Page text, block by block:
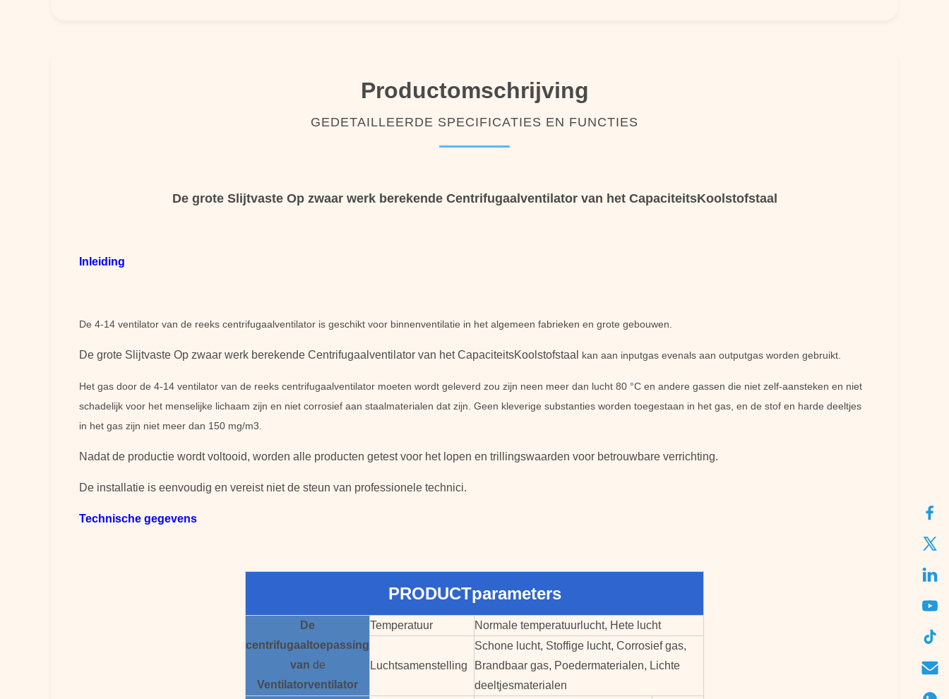
Productomschrijving
GEDETAILLEERDE SPECIFICATIES EN FUNCTIES
De grote Slijtvaste Op zwaar werk berekende Centrifugaalventilator van het CapaciteitsKoolstofstaal
Inleiding
De 4-14 ventilator van de reeks centrifugaalventilator is geschikt voor binnenventilatie in het algemeen fabrieken en grote gebouwen.
De grote Slijtvaste Op zwaar werk berekende Centrifugaalventilator van het CapaciteitsKoolstofstaal kan aan inputgas evenals aan outputgas worden gebruikt.
Het gas door de 4-14 ventilator van de reeks centrifugaalventilator moeten wordt geleverd zou zijn neen meer dan lucht 80 °C en andere gassen die niet zelf-aansteken en niet
schadelijk voor het menselijke lichaam zijn en niet corrosief aan staalmaterialen dat zijn. Geen kleverige substanties worden toegestaan in het gas, en de stof en harde deeltjes
in het gas zijn niet meer dan 150 mg/m3.
Nadat de productie wordt voltooid, worden alle producten getest voor het lopen en trillingswaarden voor betrouwbare verrichting.
De installatie is eenvoudig en vereist niet de steun van professionele technici.
Technische gegevens
PRODUCTparameters
De
centrifugaal toepassing
van de
Ventilatorventilator
Temperatuur Normale temperatuurlucht, Hete lucht
Luchtsamenstelling
Schone lucht, Stoffige lucht, Corrosief gas,
Brandbaar gas, Poedermaterialen, Lichte
deeltjesmaterialen